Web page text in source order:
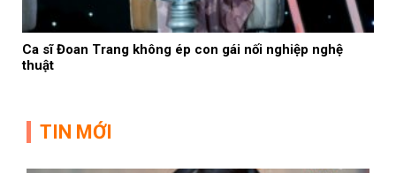
Ca sĩ Đoan Trang không ép con gái nối nghiệp nghệ
thuật
TIN MỚI